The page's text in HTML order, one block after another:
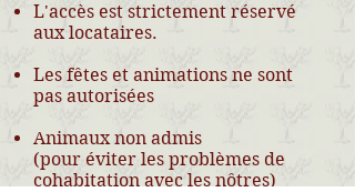
L'accès est strictement réservé
aux locataires.
Les fêtes et animations ne sont
pas autorisées
Animaux non admis
(pour éviter les problèmes de
cohabitation avec les nôtres)